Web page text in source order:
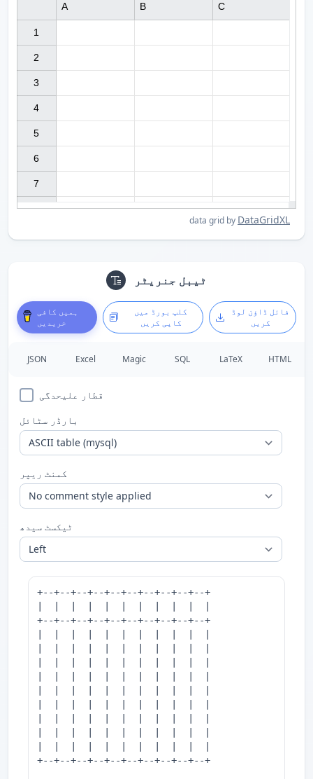
data grid by DataGridXL
1
2
3
4
5
6
7
A B C
ٹیبل جنریٹر
ہمیں کافی
خریدیں
کلپ بورڈ میں
کاپی کریں
فائل ڈاؤن لوڈ
کریں
JSON Excel Magic SQL LaTeX HTML
قطار علیحدگی
بارڈر سٹائل
کمنٹ ریپر
ٹیکسٹ سیدھ